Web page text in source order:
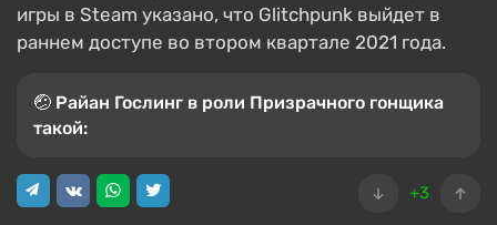
игры в Steam указано, что Glitchpunk выйдет в
раннем доступе во втором квартале 2021 года.
🤕 Райан Гослинг в роли Призрачного гонщика
такой:
+3